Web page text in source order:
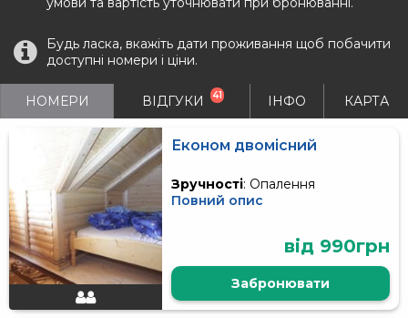
Будь ласка, вкажіть дати проживання щоб побачити
доступні номери і ціни.
НОМЕРИ ВІДГУКИ 41 ІНФО КАРТА
Економ двомісний
Зручності: Опалення
Повний опис
від 990грн
Забронювати